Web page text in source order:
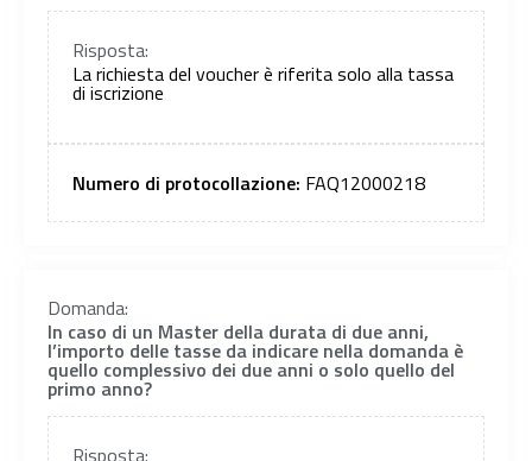
Risposta:
La richiesta del voucher è riferita solo alla tassa
di iscrizione
Numero di protocollazione: FAQ12000218
Domanda:
In caso di un Master della durata di due anni,
l’importo delle tasse da indicare nella domanda è
quello complessivo dei due anni o solo quello del
primo anno?
Risposta: